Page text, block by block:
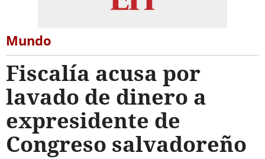
Mundo
Fiscalía acusa por
lavado de dinero a
expresidente de
Congreso salvadoreño